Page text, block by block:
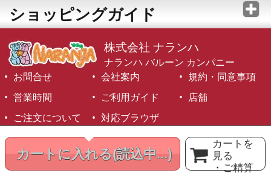
カートに入れる(読込中...)
カートを
見る
・ご精算
ショッピングガイド
株式会社 ナランハ
ナランハ バルーン カンパニー
お問合せ
会社案内
規約・同意事項
営業時間
ご利用ガイド
店舗
ご注文について
対応ブラウザ
©1999-2026 NARANJA Inc. All Rights Reserved.